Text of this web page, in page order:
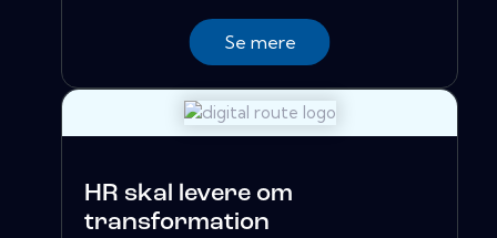
Se mere
HR skal levere om
transformation